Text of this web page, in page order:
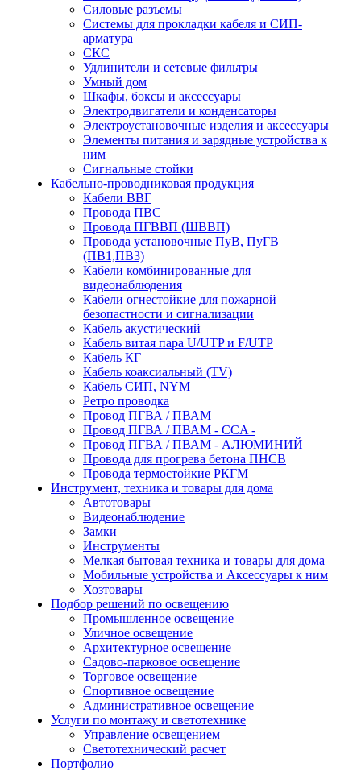
Силовые разъемы
Системы для прокладки кабеля и СИП-
арматура
СКС
Удлинители и сетевые фильтры
Умный дом
Шкафы, боксы и аксессуары
Электродвигатели и конденсаторы
Электроустановочные изделия и аксессуары
Элементы питания и зарядные устройства к
ним
Сигнальные стойки
Кабельно-проводниковая продукция
Кабели ВВГ
Провода ПВС
Провода ПГВВП (ШВВП)
Провода установочные ПуВ, ПуГВ
(ПВ1,ПВ3)
Кабели комбинированные для
видеонаблюдения
Кабели огнестойкие для пожарной
безопастности и сигнализации
Кабель акустический
Кабель витая пара U/UTP и F/UTP
Кабель КГ
Кабель коаксиальный (TV)
Кабель СИП, NYM
Ретро проводка
Провод ПГВА / ПВАМ
Провод ПГВА / ПВАМ - CCA -
Провод ПГВА / ПВАМ - АЛЮМИНИЙ
Провода для прогрева бетона ПНСВ
Провода термостойкие РКГМ
Инструмент, техника и товары для дома
Автотовары
Видеонаблюдение
Замки
Инструменты
Мелкая бытовая техника и товары для дома
Мобильные устройства и Аксессуары к ним
Хозтовары
Подбор решений по освещению
Промышленное освещение
Уличное освещение
Архитектурное освещение
Садово-парковое освещение
Торговое освещение
Спортивное освещение
Административное освещение
Услуги по монтажу и светотехнике
Управление освещением
Светотехнический расчет
Портфолио